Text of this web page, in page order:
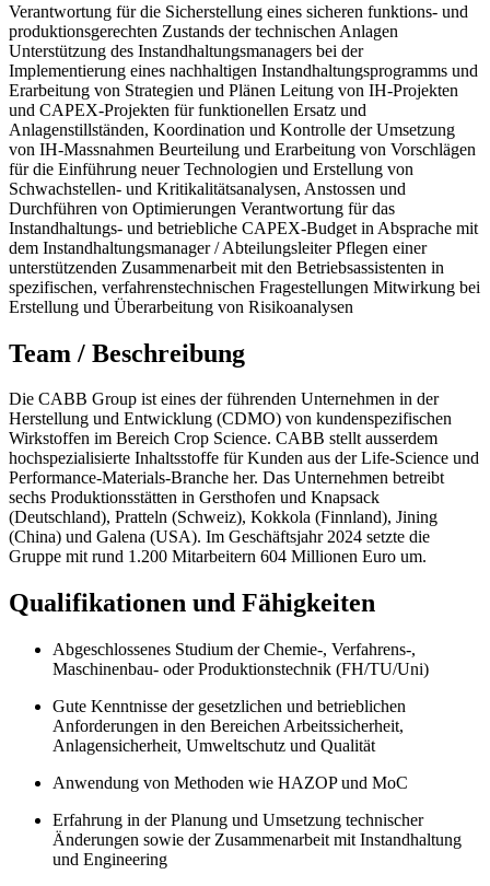
Verantwortung für die Sicherstellung eines sicheren funktions- und
produktionsgerechten Zustands der technischen Anlagen
Unterstützung des Instandhaltungsmanagers bei der
Implementierung eines nachhaltigen Instandhaltungsprogramms und
Erarbeitung von Strategien und Plänen Leitung von IH-Projekten
und CAPEX-Projekten für funktionellen Ersatz und
Anlagenstillständen, Koordination und Kontrolle der Umsetzung
von IH-Massnahmen Beurteilung und Erarbeitung von Vorschlägen
für die Einführung neuer Technologien und Erstellung von
Schwachstellen- und Kritikalitätsanalysen, Anstossen und
Durchführen von Optimierungen Verantwortung für das
Instandhaltungs- und betriebliche CAPEX-Budget in Absprache mit
dem Instandhaltungsmanager / Abteilungsleiter Pflegen einer
unterstützenden Zusammenarbeit mit den Betriebsassistenten in
spezifischen, verfahrenstechnischen Fragestellungen Mitwirkung bei
Erstellung und Überarbeitung von Risikoanalysen
Team / Beschreibung
Die CABB Group ist eines der führenden Unternehmen in der
Herstellung und Entwicklung (CDMO) von kundenspezifischen
Wirkstoffen im Bereich Crop Science. CABB stellt ausserdem
hochspezialisierte Inhaltsstoffe für Kunden aus der Life-Science und
Performance-Materials-Branche her. Das Unternehmen betreibt
sechs Produktionsstätten in Gersthofen und Knapsack
(Deutschland), Pratteln (Schweiz), Kokkola (Finnland), Jining
(China) und Galena (USA). Im Geschäftsjahr 2024 setzte die
Gruppe mit rund 1.200 Mitarbeitern 604 Millionen Euro um.
Qualifikationen und Fähigkeiten
Abgeschlossenes Studium der Chemie-, Verfahrens-,
Maschinenbau- oder Produktionstechnik (FH/TU/Uni)
Gute Kenntnisse der gesetzlichen und betrieblichen
Anforderungen in den Bereichen Arbeitssicherheit,
Anlagensicherheit, Umweltschutz und Qualität
Anwendung von Methoden wie HAZOP und MoC
Erfahrung in der Planung und Umsetzung technischer
Änderungen sowie der Zusammenarbeit mit Instandhaltung
und Engineering